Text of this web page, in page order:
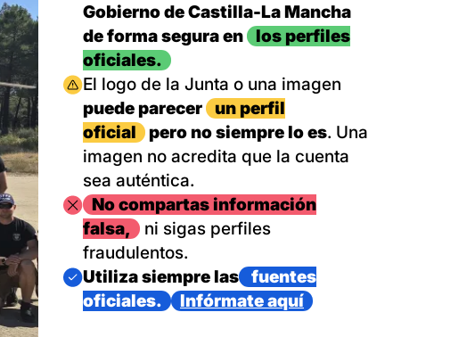
Gobierno de Castilla-La Mancha
de forma segura en
los perfiles
oficiales.
Imagen
El logo de la Junta o una imagen
puede parecer
un perfil
oficial
pero no siempre lo es. Una
imagen no acredita que la cuenta
sea auténtica.
ImagenNo compartas información
falsa,
ni sigas perfiles
fraudulentos.
Imagen
Utiliza siempre las
fuentes
oficiales.
Infórmate aquí